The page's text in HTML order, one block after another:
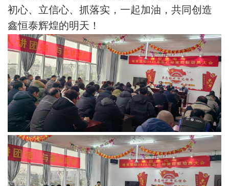
初心、立信心、抓落实，一起加油，共同创造
鑫恒泰辉煌的明天！